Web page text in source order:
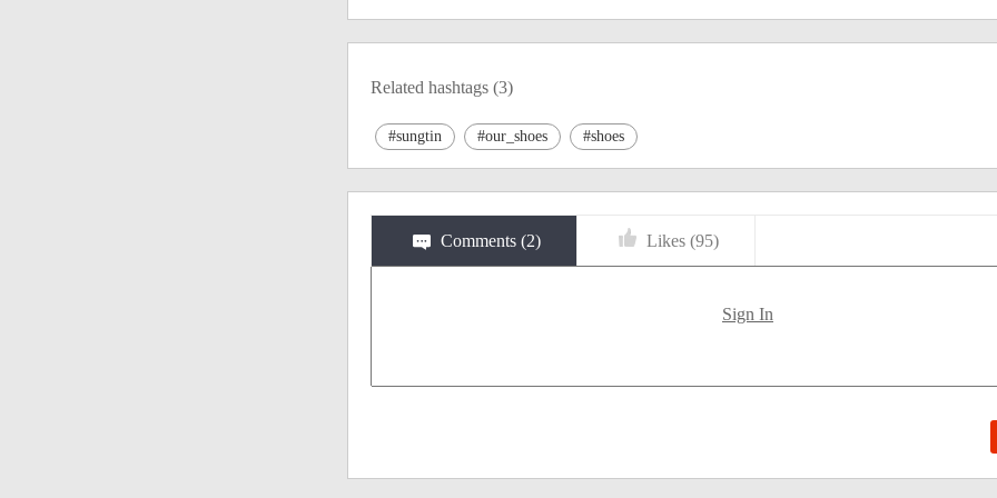
Related hashtags (3)
#sungtin #our_shoes #shoes
Comments (2) Likes (95)
Sign In